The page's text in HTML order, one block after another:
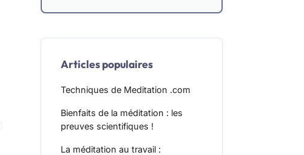
Articles populaires
Techniques de Meditation .com
Bienfaits de la méditation : les
preuves scientifiques !
La méditation au travail :